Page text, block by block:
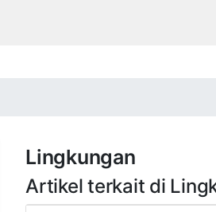
Lingkungan
Artikel terkait di